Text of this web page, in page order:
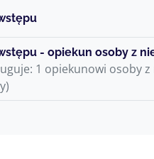
- opiekun osoby z
1 opiekunowi osoby